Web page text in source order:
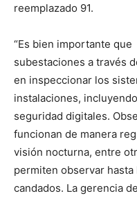
reemplazado 91.
“Es bien importante
subestaciones a través
en inspeccionar los
instalaciones,
seguridad digitales.
funcionan de manera
visión nocturna, entre
permiten observar
candados. La gerencia